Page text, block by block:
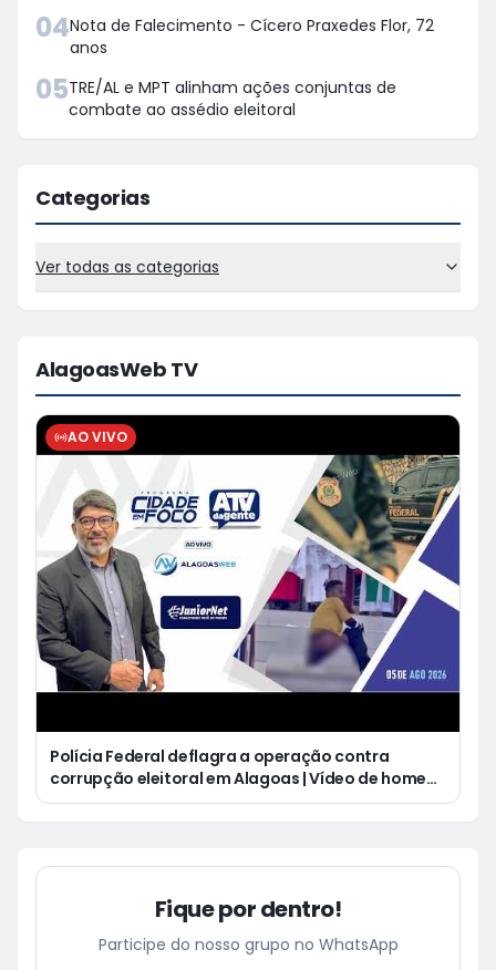
04Nota de Falecimento - Cícero Praxedes Flor, 72
anos
05TRE/AL e MPT alinham ações conjuntas de
combate ao assédio eleitoral
Categorias
Ver todas as categorias
AlagoasWeb TV
AO VIVO
Polícia Federal deflagra a operação contra
corrupção eleitoral em Alagoas | Vídeo de homem
defecando durante missa gera revolta e
Fique por dentro!
Participe do nosso grupo no WhatsApp